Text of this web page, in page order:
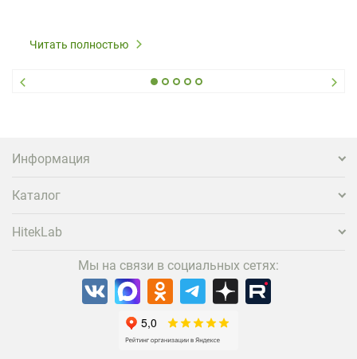
Читать полностью
Информация
Каталог
HitekLab
Мы на связи в социальных сетях: